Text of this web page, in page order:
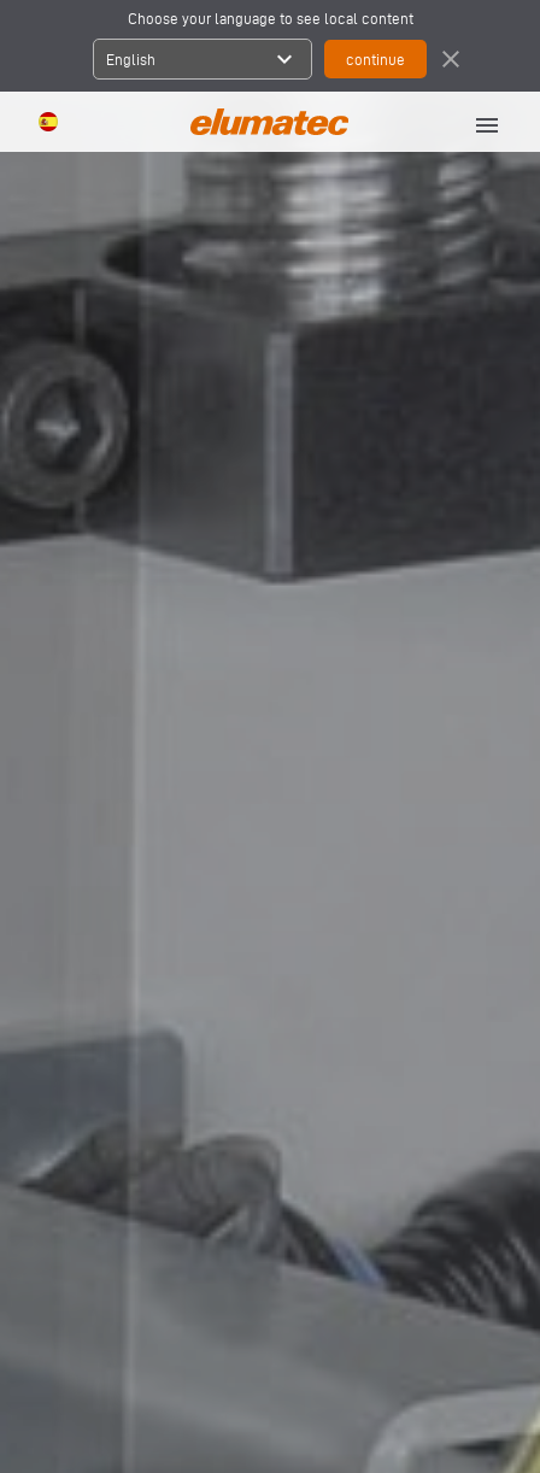
Choose your language to see local content
English expand_more close
menu